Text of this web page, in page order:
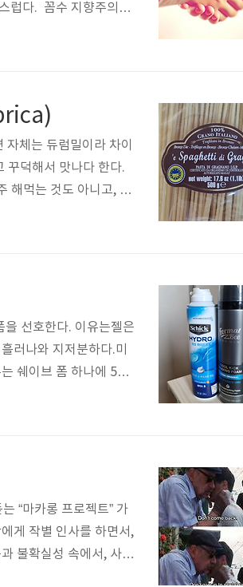
럽다. 꼼수 지향주의1.
억원이 있는 것처럼
체는 듀럼밀이라 차이
꾸덕해서 맛나다 한다.
해먹는 것도 아니고, 좋
먹어야겠다.
선호한다. 이유는젤은
러나와 지저분하다.미
쉐이브 폼 하나에 5개
브 폼은 사지 않게 되었
“마카롱 프로젝트” 가
게 작별 인사를 하면서,
불확실성 속에서, 사랑